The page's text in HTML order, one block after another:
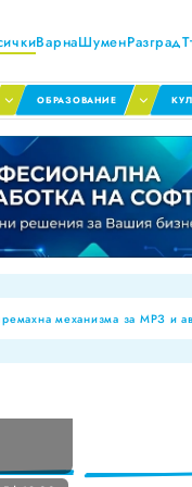
ВарнаШуменРазград
ОБРАЗОВАНИЕ
обстановка през първото
паралелки за Шумен и
броят на обявите за работа